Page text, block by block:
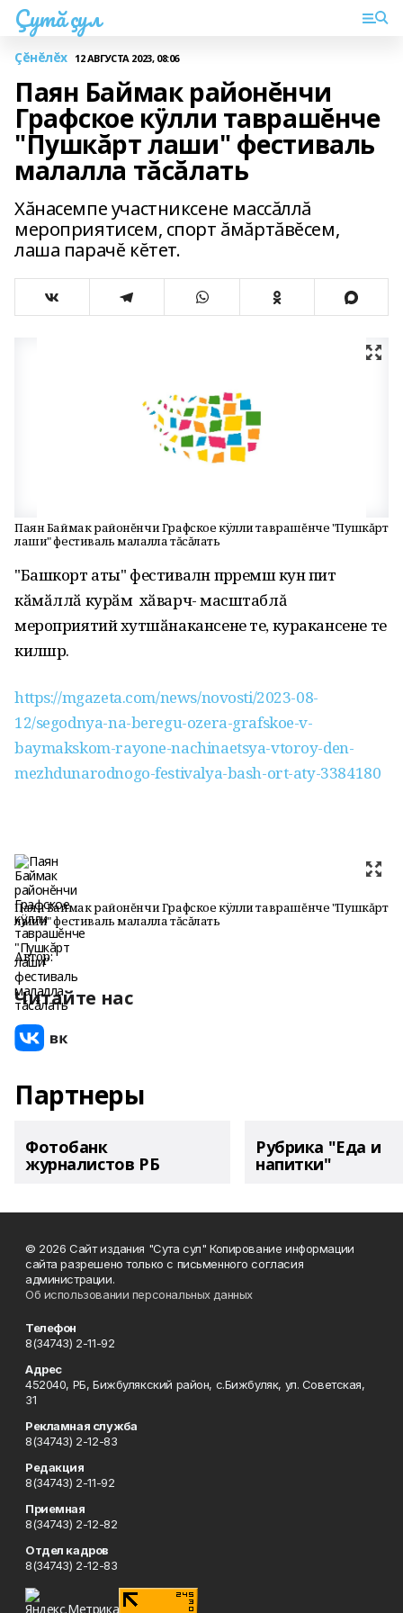
Çутă çул
Çĕнĕлĕх 12 АВГУСТА 2023, 08:06
Паян Баймак районĕнчи
Графское кÿлли таврашĕнче
"Пушкăрт лаши" фестиваль
малалла тăсăлать
Хăнасемпе участниксене массăллă
мероприятисем, спорт ăмăртăвĕсем,
лаша парачĕ кĕтет.
Паян Баймак районĕнчи Графское кÿлли таврашĕнче "Пушкăрт
лаши" фестиваль малалла тăсăлать
"Башкорт аты" фестивалӗн пӗрремӗш кунӗ питӗ
кӑмӑллӑ курӑм хӑварчӗ- масштаблă
мероприятийӗ хутшӑнакансене те, куракансене те
килӗшрӗ.
https://mgazeta.com/news/novosti/2023-08-
12/segodnya-na-beregu-ozera-grafskoe-v-
baymakskom-rayone-nachinaetsya-vtoroy-den-
mezhdunarodnogo-festivalya-bash-ort-aty-3384180
Паян Баймак районĕнчи Графское кÿлли таврашĕнче "Пушкăрт
лаши" фестиваль малалла тăсăлать
Автор:
Читайте нас
Партнеры
Фотобанк
журналистов РБ
Рубрика "Еда и
напитки"
© 2026 Сайт издания "Сута сул" Копирование информации
сайта разрешено только с письменного согласия
администрации.
Об использовании персональных данных
Телефон
8(34743) 2-11-92
Адрес
452040, РБ, Бижбулякский район, с.Бижбуляк, ул. Советская,
31
Рекламная служба
8(34743) 2-12-83
Редакция
8(34743) 2-11-92
Приемная
8(34743) 2-12-82
Отдел кадров
8(34743) 2-12-83